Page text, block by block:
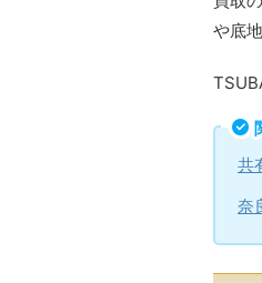
や底
共
奈